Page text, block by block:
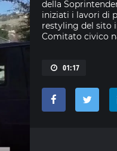
della
iniziati i lavori di
restyling del sito
Comitato civico
01:17